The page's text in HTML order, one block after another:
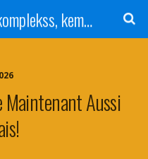
Leiputrija - atpūtas komplekss, kempings, viesu nams pie Rīgas / Camping, caravan site, bed and breakfast near Riga / Camping, caravanas, bungalows Letonia / Campingplatz, Caravanpark, Zimmer in Lettland / Kемпинг и гостевой дом к Риги
Maintenant Aussi